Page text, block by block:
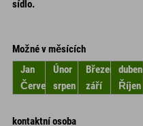
sídlo.
Možné v měsících
Jan
Únor Březen duben
Červenecsrpen září Říjen
kontaktní osoba